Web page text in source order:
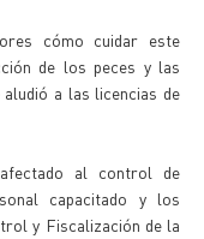
cómo cuidar este
de los peces y las
a las licencias de
al control de
capacitado y los
y Fiscalización de la